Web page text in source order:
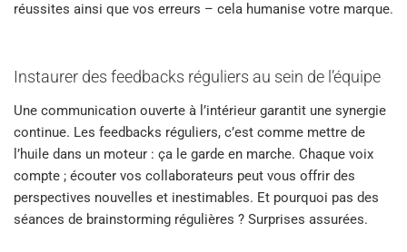
réussites ainsi que vos erreurs – cela humanise votre marque.
Instaurer des feedbacks réguliers au sein de l’équipe
Une communication ouverte à l’intérieur garantit une synergie
continue. Les feedbacks réguliers, c’est comme mettre de
l’huile dans un moteur : ça le garde en marche. Chaque voix
compte ; écouter vos collaborateurs peut vous offrir des
perspectives nouvelles et inestimables. Et pourquoi pas des
séances de brainstorming régulières ? Surprises assurées.